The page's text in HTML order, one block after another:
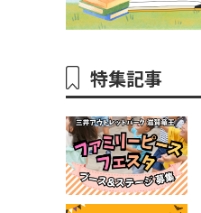
特集記事